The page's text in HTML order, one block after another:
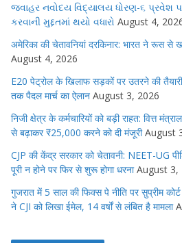
જવાહર નવોદય વિદ્યાલય ધોરણ-૬ પ્રવેશ
કરવાની મુદ્દતમાં થયો વધારો August 4,
अमेरिका की चेतावनियां दरकिनार: भारत ने रूस से
August 4, 2026
E20 पेट्रोल के खिलाफ सड़कों पर उतरने की
तक पैदल मार्च का ऐलान August 3, 2026
निजी क्षेत्र के कर्मचारियों को बड़ी राहत: वित्त
से बढ़ाकर ₹25,000 करने को दी मंजूरी August
CJP की केंद्र सरकार को चेतावनी: NEET-UG
पूरी न होने पर फिर से शुरू होगा धरना August 3,
गुजरात में 5 साल की फिक्स पे नीति पर सुप्रीम
ने CJI को लिखा ईमेल, 14 वर्षों से लंबित है मामला